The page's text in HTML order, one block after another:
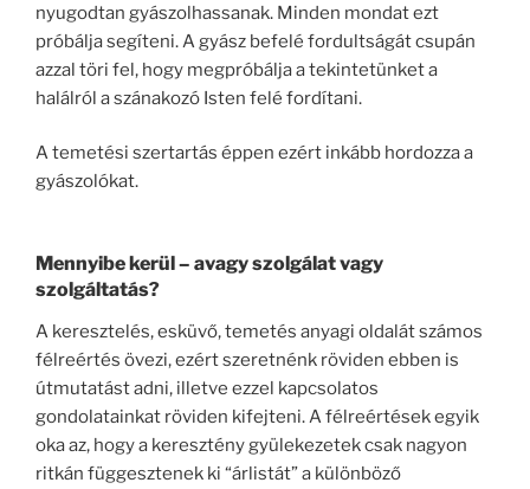
nyugodtan gyászolhassanak. Minden mondat ezt
próbálja segíteni. A gyász befelé fordultságát csupán
azzal töri fel, hogy megpróbálja a tekintetünket a
halálról a szánakozó Isten felé fordítani.
A temetési szertartás éppen ezért inkább hordozza a
gyászolókat.
Mennyibe kerül – avagy szolgálat vagy
szolgáltatás?
A keresztelés, esküvő, temetés anyagi oldalát számos
félreértés övezi, ezért szeretnénk röviden ebben is
útmutatást adni, illetve ezzel kapcsolatos
gondolatainkat röviden kifejteni. A félreértések egyik
oka az, hogy a keresztény gyülekezetek csak nagyon
ritkán függesztenek ki “árlistát” a különböző